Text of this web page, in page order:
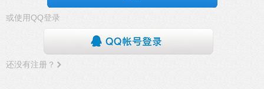
或使用QQ登录
还没有注册？